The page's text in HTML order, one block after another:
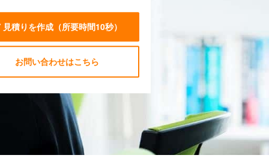
見積りを作成 （所要時間10秒）
お問い合わせはこちら